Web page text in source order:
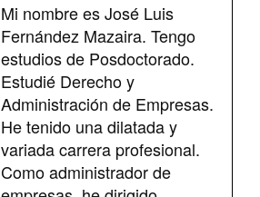
Mi nombre es José Luis
Fernández Mazaira. Tengo
estudios de Posdoctorado.
Estudié Derecho y
Administración de Empresas.
He tenido una dilatada y
variada carrera profesional.
Como administrador de